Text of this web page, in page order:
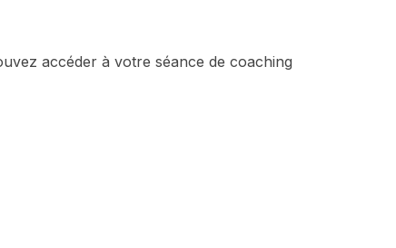
accéder à votre séance de coaching